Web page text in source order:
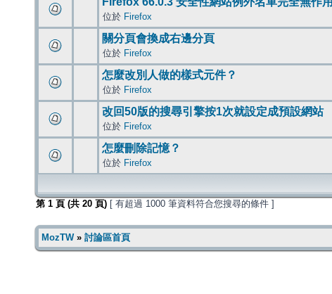
位於 Firefox
關分頁會換成右邊分頁
位於 Firefox
怎麼改別人做的樣式元件？
位於 Firefox
改回50版的搜尋引擎按1次就設定成預設網站
位於 Firefox
怎麼刪除記憶？
位於 Firefox
第 1 頁 (共 20 頁) [ 有超過 1000 筆資料符合您搜尋的條件 ]
MozTW» 討論區首頁